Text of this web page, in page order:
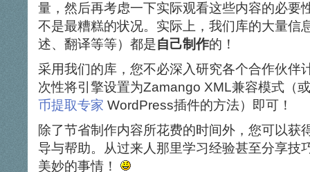
量，然后再考虑一下实际观看这些内容的必要
不是最糟糕的状况。实际上，我们库的大量信
述、翻译等等）都是自己制作的！
采用我们的库，您不必深入研究各个合作伙伴
次性将引擎设置为Zamango XML兼容模式（
币提取专家 WordPress插件的方法）即可！
除了节省制作内容所花费的时间外，您可以获
导与帮助。从过来人那里学习经验甚至分享技
美妙的事情！